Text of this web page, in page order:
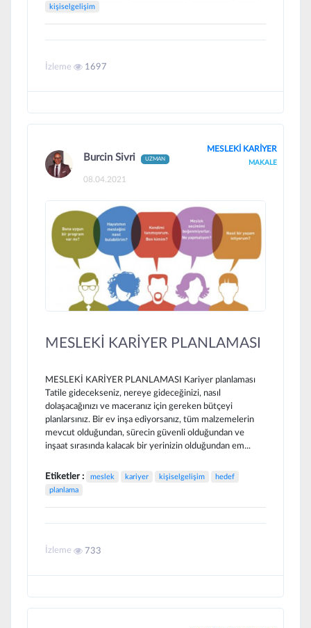
kişiselgelişim
İzleme 1697
Burcin Sivri UZMAN
08.04.2021
MESLEKİ KARİYER
MAKALE
MESLEKİ KARİYER PLANLAMASI
MESLEKİ KARİYER PLANLAMASI Kariyer planlaması
Tatile gidecekseniz, nereye gideceğinizi, nasıl
dolaşacağınızı ve maceranız için gereken bütçeyi
planlarsınız. Bir ev inşa ediyorsanız, tüm malzemelerin
mevcut olduğundan, sürecin güvenli olduğundan ve
inşaat sırasında kalacak bir yerinizin olduğundan em...
Etiketler : meslek kariyer kişiselgelişim
hedef
planlama
İzleme 733